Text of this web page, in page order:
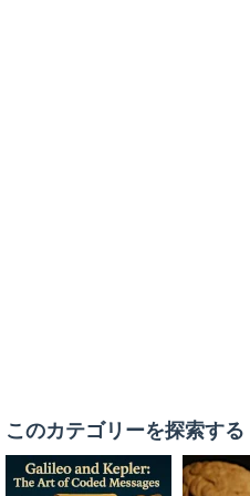
このカテゴリーを探索する